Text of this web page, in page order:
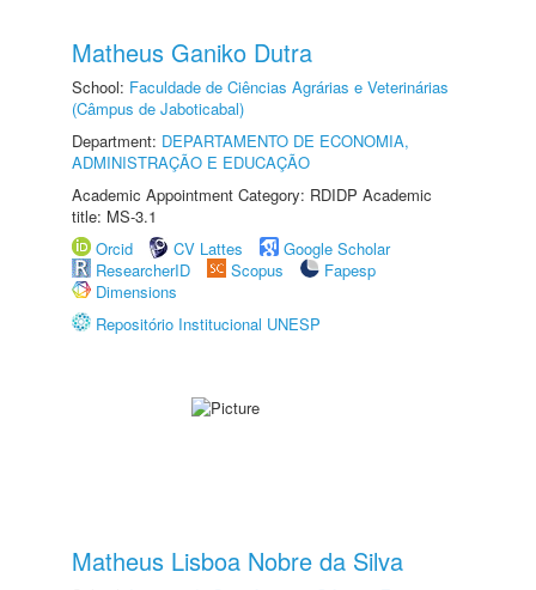
Matheus Ganiko Dutra
School: Faculdade de Ciências Agrárias e Veterinárias
(Câmpus de Jaboticabal)
Department: DEPARTAMENTO DE ECONOMIA,
ADMINISTRAÇÃO E EDUCAÇÃO
Academic Appointment Category: RDIDP Academic
title: MS-3.1
Orcid
CV Lattes
Google Scholar
ResearcherID
Scopus
Fapesp
Dimensions
Repositório Institucional UNESP
Matheus Lisboa Nobre da Silva